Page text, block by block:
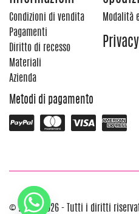
Condizioni di vendita
Pagamenti
Diritto di recesso
Materiali
Azienda
Modalità
Metodi di pagamento
© 2012 - 2026 - Tutti i diritti